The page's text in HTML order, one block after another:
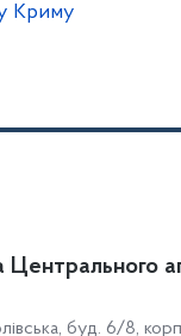
Криму
буд. 6/8,